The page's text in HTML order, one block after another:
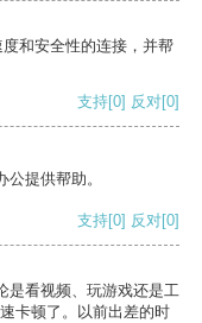
和安全性的连接，并帮
支持[0] 反对[0]
提供帮助。
支持[0] 反对[0]
是看视频、玩游戏还是工
卡顿了。以前出差的时